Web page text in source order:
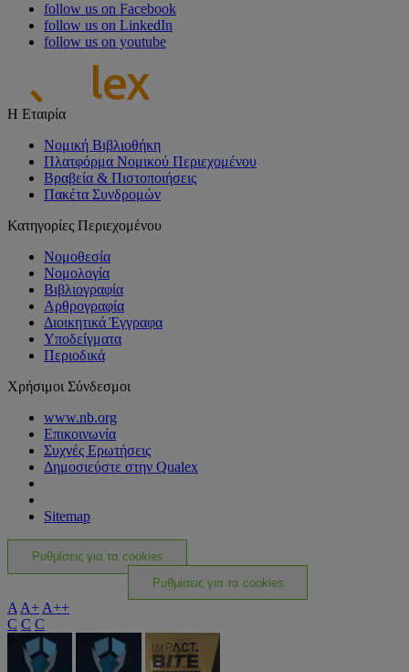
follow us on Facebook
follow us on LinkedIn
follow us on youtube
Η Εταιρία
Νομική Βιβλιοθήκη
Πλατφόρμα Νομικού Περιεχομένου
Βραβεία & Πιστοποιήσεις
Πακέτα Συνδρομών
Κατηγορίες Περιεχομένου
Νομοθεσία
Νομολογία
Βιβλιογραφία
Αρθρογραφία
Διοικητικά Έγγραφα
Υποδείγματα
Περιοδικά
Χρήσιμοι Σύνδεσμοι
www.nb.org
Επικοινωνία
Συχνές Ερωτήσεις
Δημοσιεύστε στην Qualex
Sitemap
Ρυθμίσεις για τα cookies
Ρυθμίσεις για τα cookies
A A+ A++
C C C